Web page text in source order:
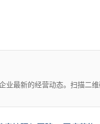
最新的经营动态。扫描二维